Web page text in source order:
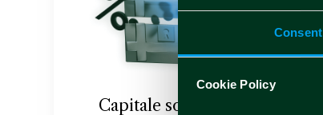
Consent
Cookie Policy
Capitale sociale e